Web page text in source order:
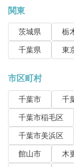
関東
茨城県 栃
千葉県
東
市区町村
千葉市 千
千葉市稲毛区
千葉市美浜区
館山市
木